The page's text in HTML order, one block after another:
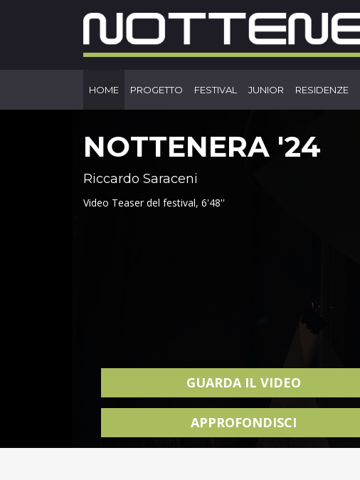
HOME PROGETTO FESTIVAL JUNIOR RESIDENZE
NOTTENERA '24
Riccardo Saraceni
Video Teaser del festival, 6'48''
GUARDA IL VIDEO
APPROFONDISCI